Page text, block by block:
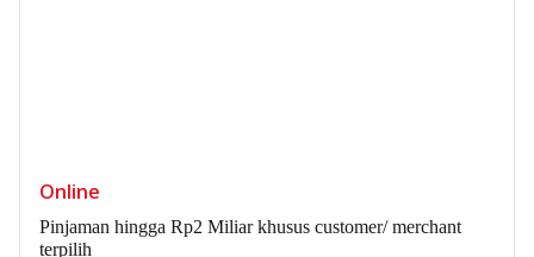
Online
Pinjaman hingga Rp2 Miliar khusus customer/ merchant
terpilih